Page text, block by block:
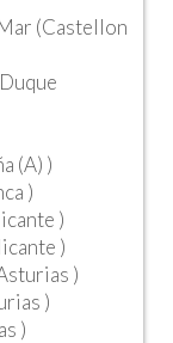
(Castellon
(A) )
)
)
)
)
)
)